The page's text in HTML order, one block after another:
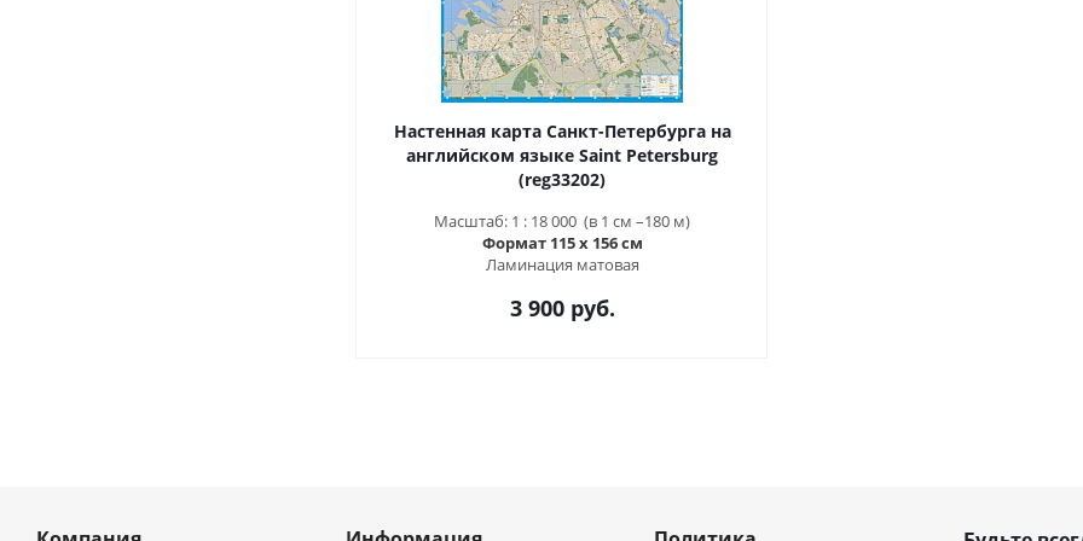
Настенная карта Санкт-Петербурга на
английском языке Saint Petersburg
(reg33202)
Масштаб: 1 : 18 000 (в 1 см –180 м)
Формат 115 х 156 см
Ламинация матовая
3 900 руб.